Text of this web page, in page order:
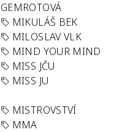
GEMROTOVÁ
MIKULÁŠ BEK
MILOSLAV VLK
MIND YOUR MIND
MISS JČU
MISS JU
MISTROVSTVÍ
MMA